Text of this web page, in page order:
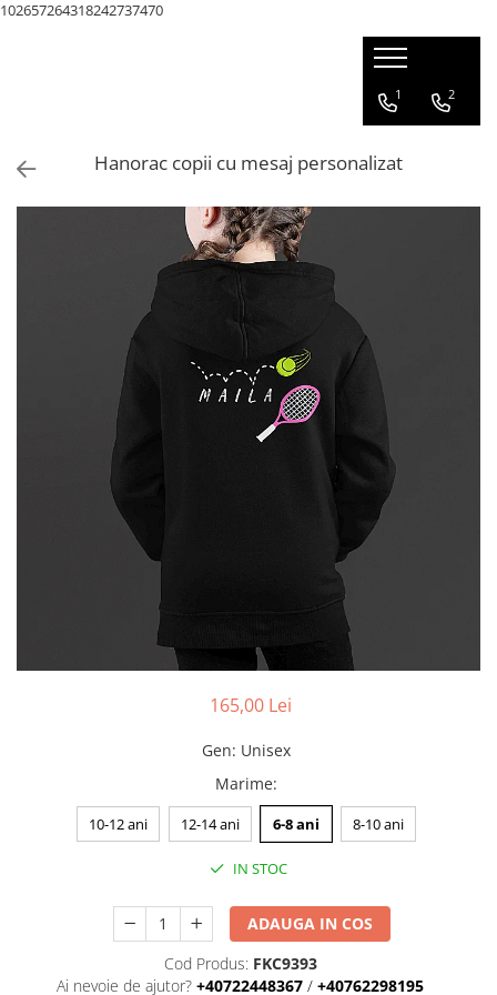
102657264318242737470
1 2
Hanorac copii cu mesaj personalizat
165,00 Lei
Gen: Unisex
Marime:
10-12 ani 12-14 ani 6-8 ani 8-10 ani
IN STOC
ADAUGA IN COS
Cod Produs: FKC9393
Ai nevoie de ajutor? +40722448367 / +40762298195